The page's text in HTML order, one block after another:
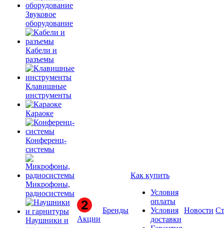
Звуковое
оборудование
Кабели и
разъемы
Клавишные
инструменты
Караоке
Конференц-
системы
Микрофоны,
радиосистемы
Наушники и
Акции
Бренды
Как купить
Условия
оплаты
Условия
доставки
Новости